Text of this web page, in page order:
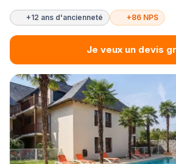
+12 ans d'ancienneté +86 NPS
Je veux un devis